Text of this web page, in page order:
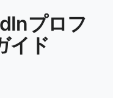
プロフ
イド